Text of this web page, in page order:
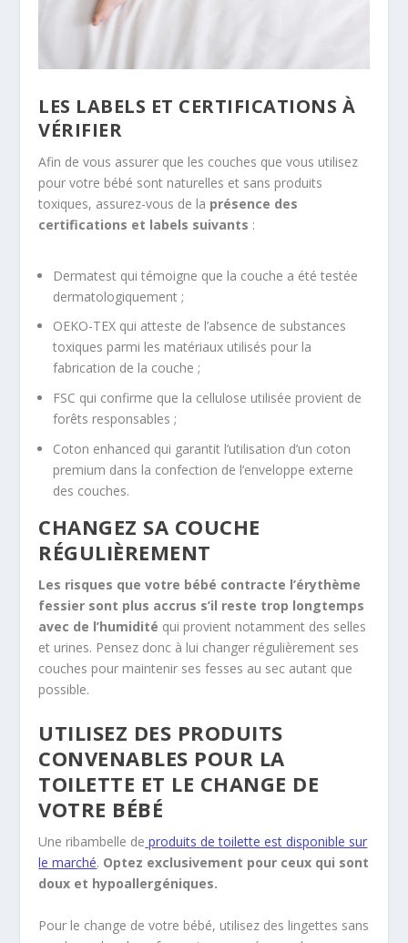
LES LABELS ET CERTIFICATIONS À
VÉRIFIER
Afin de vous assurer que les couches que vous utilisez
pour votre bébé sont naturelles et sans produits
toxiques, assurez-vous de la présence des
certifications et labels suivants :
Dermatest qui témoigne que la couche a été testée
dermatologiquement ;
OEKO-TEX qui atteste de l’absence de substances
toxiques parmi les matériaux utilisés pour la
fabrication de la couche ;
FSC qui confirme que la cellulose utilisée provient de
forêts responsables ;
Coton enhanced qui garantit l’utilisation d’un coton
premium dans la confection de l’enveloppe externe
des couches.
CHANGEZ SA COUCHE
RÉGULIÈREMENT
Les risques que votre bébé contracte l’érythème
fessier sont plus accrus s’il reste trop longtemps
avec de l’humidité qui provient notamment des selles
et urines. Pensez donc à lui changer régulièrement ses
couches pour maintenir ses fesses au sec autant que
possible.
UTILISEZ DES PRODUITS
CONVENABLES POUR LA
TOILETTE ET LE CHANGE DE
VOTRE BÉBÉ
Une ribambelle de produits de toilette est disponible sur
le marché. Optez exclusivement pour ceux qui sont
doux et hypoallergéniques.
Pour le change de votre bébé, utilisez des lingettes sans